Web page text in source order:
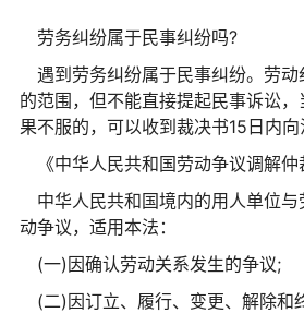
劳务纠纷属于民事纠纷吗?
遇到劳务纠纷属于民事纠纷。劳
的范围，但不能直接提起民事诉讼
果不服的，可以收到裁决书15日内向
《中华人民共和国劳动争议调解
中华人民共和国境内的用人单位
动争议，适用本法：
(一)因确认劳动关系发生的争议;
(二)因订立、履行、变更、解除和